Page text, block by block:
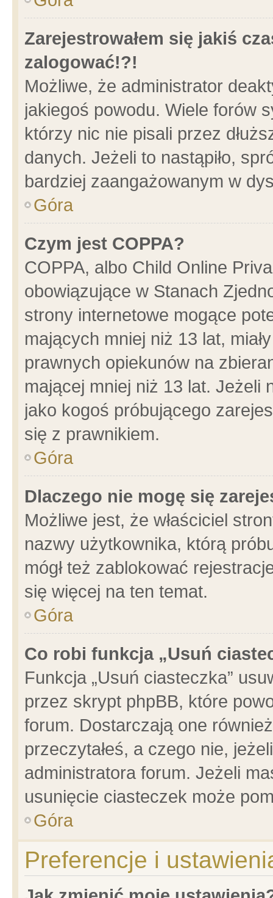
Zarejestrowałem się jakiś
zalogować!?!
Możliwe, że administrator
jakiegoś powodu. Wiele forów
którzy nic nie pisali przez
danych. Jeżeli to nastąpiło,
bardziej zaangażowanym w
Góra
Czym jest COPPA?
COPPA, albo Child Online
obowiązujące w Stanach
strony internetowe mogące
mających mniej niż 13 lat,
prawnych opiekunów na
mającej mniej niż 13 lat. Jeżeli
jako kogoś próbującego
się z prawnikiem.
Góra
Dlaczego nie mogę się
Możliwe jest, że właściciel
nazwy użytkownika, którą
mógł też zablokować
się więcej na ten temat.
Góra
Co robi funkcja „Usuń
Funkcja „Usuń ciasteczka”
przez skrypt phpBB, które
forum. Dostarczają one
przeczytałeś, a czego nie,
administratora forum. Jeżeli
usunięcie ciasteczek może
Góra
Preferencje i